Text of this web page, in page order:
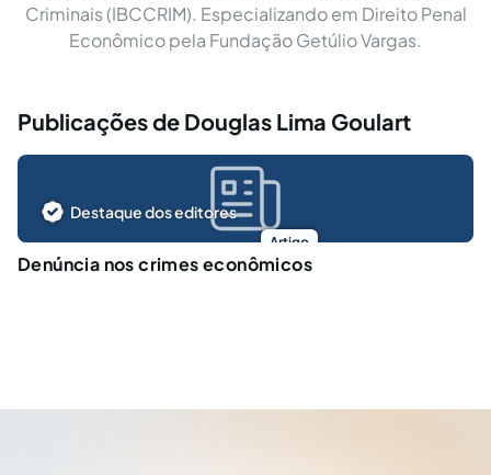
Criminais (IBCCRIM). Especializando em Direito Penal
Econômico pela Fundação Getúlio Vargas.
Publicações de Douglas Lima Goulart
Artigo
Destaque dos editores
Denúncia nos crimes econômicos